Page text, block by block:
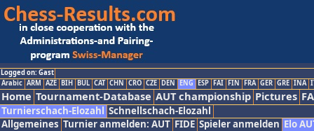
Logged on: Gast
Arabic ARM AZE BIH BUL CAT CHN CRO CZE DEN ENG ESP FAI FIN FRA GER GRE INA
Home Tournament-Database AUT championship Pictures
Turnierschach-Elozahl Schnellschach-Elozahl
Allgemeines Turnier anmelden: AUT FIDE Spieler anmelden Elo